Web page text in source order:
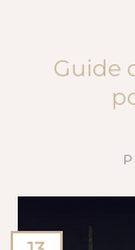
Guide